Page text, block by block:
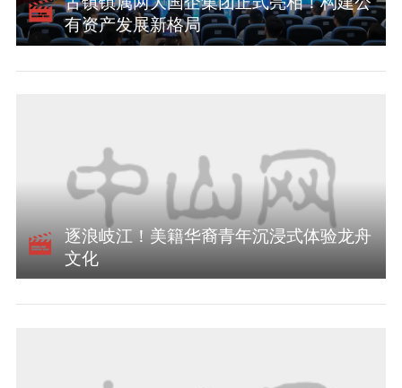
有资产发展新格局
逐浪岐江！美籍华裔青年沉浸式体验龙舟
文化